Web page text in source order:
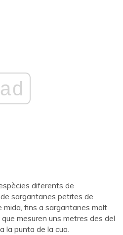
ad
diferents de
sargantanes petites de
mida, fins a sargantanes molt
mesuren uns metres des del
la punta de la cua.